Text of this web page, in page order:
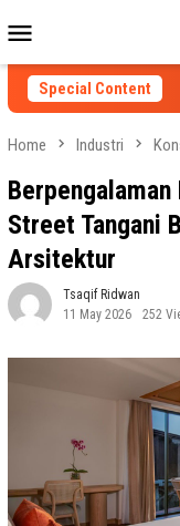
to
contentMenu
Special Content
Home Industri
Street Tangani
Arsitektur
Tsaqif Ridwan
11 May 2026
252